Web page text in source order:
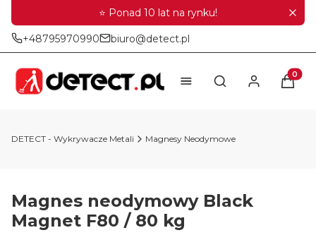
⭐ Ponad 10 lat na rynku!
+48795970990 biuro@detect.pl
Otwórz
DETECT - Wykrywacze Metali Magnesy Neodymowe
Magnes neodymowy Black
Magnet F80 / 80 kg